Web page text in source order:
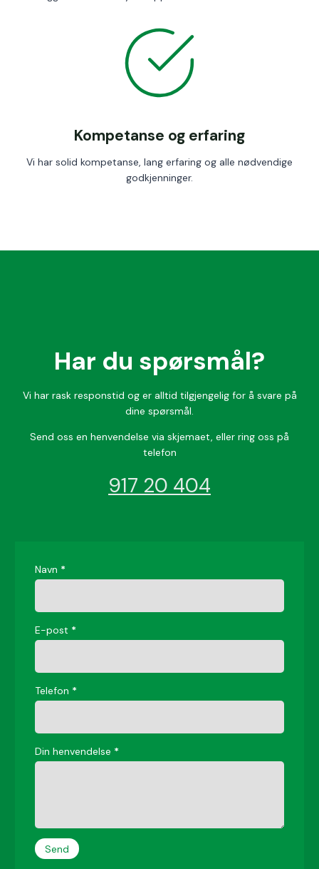
Kompetanse og erfaring
Vi har solid kompetanse, lang erfaring og alle nødvendige
godkjenninger.
Har du spørsmål?
​Vi har rask responstid og er alltid ​tilgjengelig for å svare på
dine spørsmål.
Send oss en henvendelse via skjemaet, eller ring oss på
telefon
917 20 404
kontaktskjema
Navn *
E-post *
Telefon *
Din henvendelse *
Send